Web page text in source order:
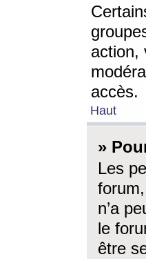
action,
accès.
Haut
»
Les
n’a
le
être